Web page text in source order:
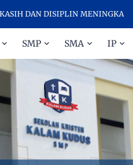
DAN DISIPLIN MENINGKATKAN
SMP SMA IP